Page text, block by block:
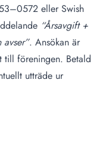
eller Swish
“Årsavgift +
. Ansökan är
till föreningen. Betald
utträde ur